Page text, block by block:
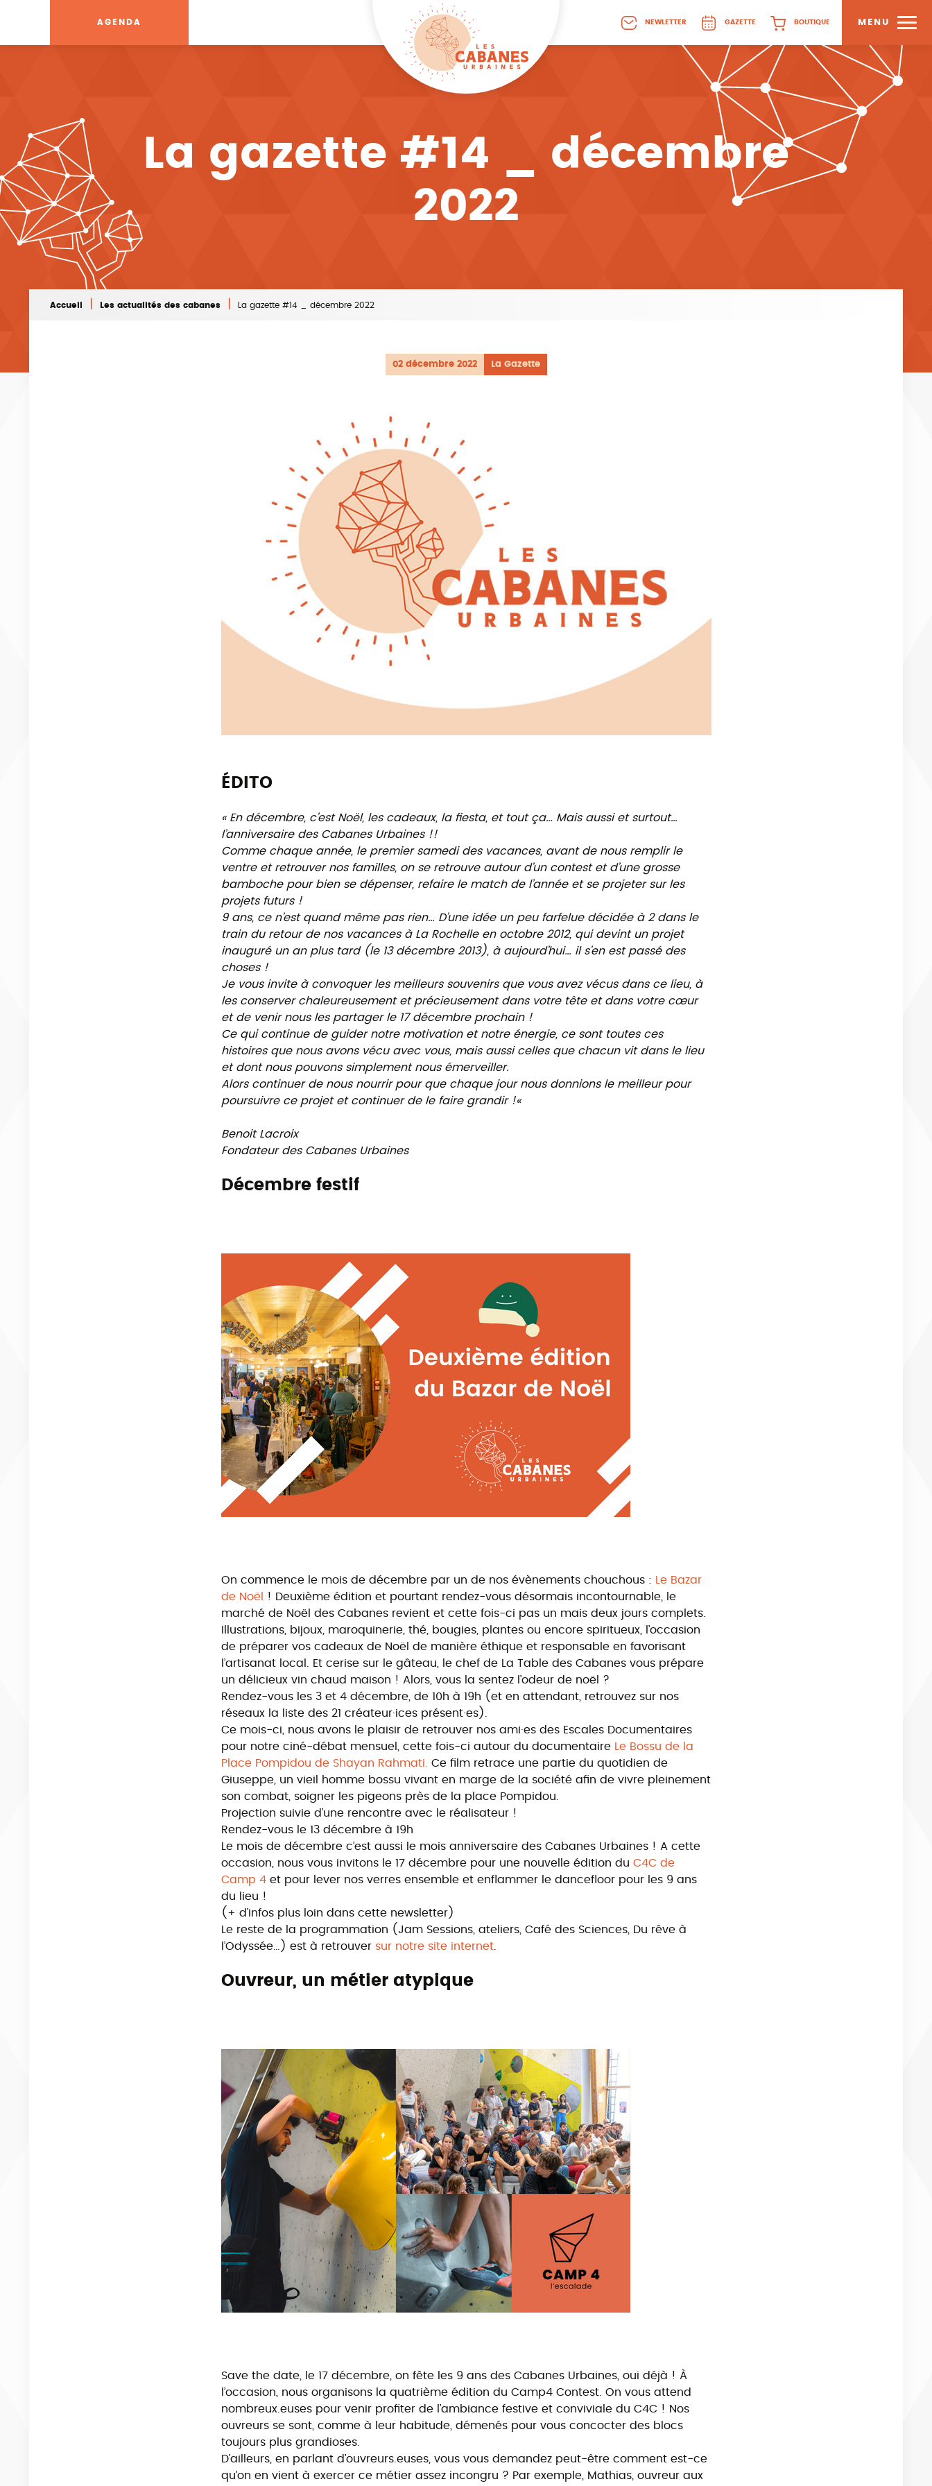
AGENDA NEWLETTER GAZETTE BOUTIQUE MENU
La gazette #14 _ décembre
2022
Accueil Les actualités des cabanes La gazette #14 _ décembre 2022
02 décembre 2022 La Gazette
ÉDITO
« En décembre, c’est Noël, les cadeaux, la fiesta, et tout ça… Mais aussi et surtout…
l’anniversaire des Cabanes Urbaines !!
Comme chaque année, le premier samedi des vacances, avant de nous remplir le
ventre et retrouver nos familles, on se retrouve autour d’un contest et d’une grosse
bamboche pour bien se dépenser, refaire le match de l’année et se projeter sur les
projets futurs !
9 ans, ce n’est quand même pas rien… D’une idée un peu farfelue décidée à 2 dans le
train du retour de nos vacances à La Rochelle en octobre 2012, qui devint un projet
inauguré un an plus tard (le 13 décembre 2013), à aujourd’hui… il s’en est passé des
choses !
Je vous invite à convoquer les meilleurs souvenirs que vous avez vécus dans ce lieu, à
les conserver chaleureusement et précieusement dans votre tête et dans votre cœur
et de venir nous les partager le 17 décembre prochain !
Ce qui continue de guider notre motivation et notre énergie, ce sont toutes ces
histoires que nous avons vécu avec vous, mais aussi celles que chacun vit dans le lieu
et dont nous pouvons simplement nous émerveiller.
Alors continuer de nous nourrir pour que chaque jour nous donnions le meilleur pour
poursuivre ce projet et continuer de le faire grandir !«
Benoit Lacroix
Fondateur des Cabanes Urbaines
Décembre festif
On commence le mois de décembre par un de nos évènements chouchous : Le Bazar
de Noël
! Deuxième édition et pourtant rendez-vous désormais incontournable, le
marché de Noël des Cabanes revient et cette fois-ci pas un mais deux jours complets.
Illustrations, bijoux, maroquinerie, thé, bougies, plantes ou encore spiritueux, l’occasion
de préparer vos cadeaux de Noël de manière éthique et responsable en favorisant
l’artisanat local. Et cerise sur le gâteau, le chef de La Table des Cabanes vous prépare
un délicieux vin chaud maison ! Alors, vous la sentez l’odeur de noël ?
Rendez-vous les 3 et 4 décembre, de 10h à 19h (et en attendant, retrouvez sur nos
réseaux la liste des 21 créateur·ices présent·es).
Ce mois-ci, nous avons le plaisir de retrouver nos ami·es des Escales Documentaires
pour notre ciné-débat mensuel, cette fois-ci autour du documentaire Le Bossu de la
Place Pompidou de Shayan Rahmati. Ce film retrace une partie du quotidien de
Giuseppe, un vieil homme bossu vivant en marge de la société afin de vivre pleinement
son combat, soigner les pigeons près de la place Pompidou.
Projection suivie d’une rencontre avec le réalisateur !
Rendez-vous le 13 décembre à 19h
Le mois de décembre c’est aussi le mois anniversaire des Cabanes Urbaines ! A cette
occasion, nous vous invitons le 17 décembre pour une nouvelle édition du C4C de
Camp 4 et pour lever nos verres ensemble et enflammer le dancefloor pour les 9 ans
du lieu !
(+ d’infos plus loin dans cette newsletter)
Le reste de la programmation (Jam Sessions, ateliers, Café des Sciences, Du rêve à
l’Odyssée…) est à retrouversur notre site internet.
Ouvreur, un métier atypique
Save the date, le 17 décembre, on fête les 9 ans des Cabanes Urbaines, oui déjà ! À
l’occasion, nous organisons la quatrième édition du Camp4 Contest. On vous attend
nombreux.euses pour venir profiter de l’ambiance festive et conviviale du C4C ! Nos
ouvreurs se sont, comme à leur habitude, démenés pour vous concocter des blocs
toujours plus grandioses.
D’ailleurs, en parlant d’ouvreurs.euses, vous vous demandez peut-être comment est-ce
qu’on en vient à exercer ce métier assez incongru ? Par exemple, Mathias, ouvreur aux